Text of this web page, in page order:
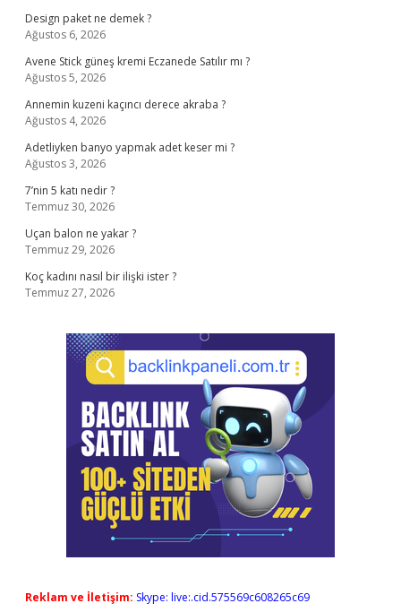
Design paket ne demek ?
Ağustos 6, 2026
Avene Stick güneş kremi Eczanede Satılır mı ?
Ağustos 5, 2026
Annemin kuzeni kaçıncı derece akraba ?
Ağustos 4, 2026
Adetliyken banyo yapmak adet keser mi ?
Ağustos 3, 2026
7’nin 5 katı nedir ?
Temmuz 30, 2026
Uçan balon ne yakar ?
Temmuz 29, 2026
Koç kadını nasıl bir ilişki ister ?
Temmuz 27, 2026
Reklam ve İletişim: Skype: live:.cid.575569c608265c69